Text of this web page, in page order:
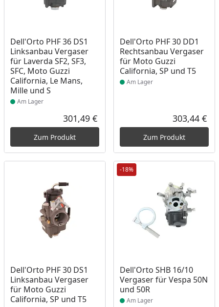
Dell'Orto PHF 36 DS1
Linksanbau Vergaser
für Laverda SF2, SF3,
SFC, Moto Guzzi
California, Le Mans,
Mille und S
Produkt am Lager
Am Lager
Aktueller Preis
301,49 €
Zum Produkt
Dell'Orto PHF 30 DD1
Rechtsanbau Vergaser
für Moto Guzzi
California, SP und T5
Produkt am Lager
Am Lager
303,44 €
Zum Produkt
Dell'Orto PHF 30 DS1
Linksanbau Vergaser
für Moto Guzzi
California, SP und T5
Produkt am Lager
-18%
Dell'Orto SHB 16/10
Vergaser für Vespa 50N
und 50R
Produkt am Lager
Am Lager